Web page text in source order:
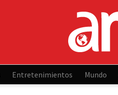
Entretenimientos Mundo